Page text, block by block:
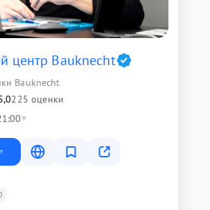
центр Bauknecht
Bauknecht
225 оценки